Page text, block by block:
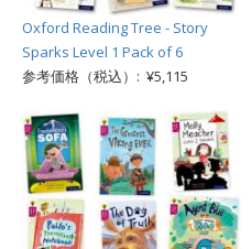
Oxford Reading Tree - Story
Sparks Level 1 Pack of 6
参考価格（税込）: ¥5,115